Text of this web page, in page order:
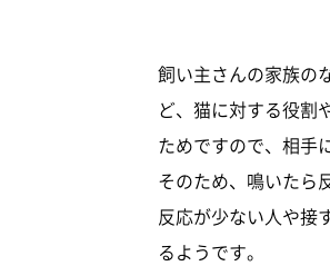
飼い主さんの家族の
ど、猫に対する役割
ためですので、相手
そのため、鳴いたら
反応が少ない人や接
るようです。